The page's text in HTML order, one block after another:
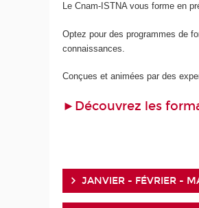
Le Cnam-ISTNA vous forme en
Optez pour des programmes de
connaissances.
Conçues et animées par des
►Découvrez les
JANVIER - FÉVRIER -